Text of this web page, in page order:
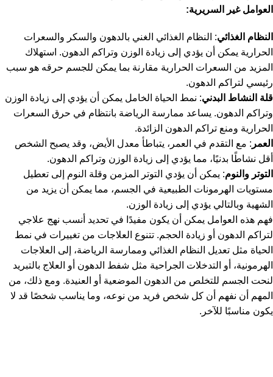
العوامل غير السريرية:
النظام الغذائي: النظام الغذائي الغني بالدهون والسكر والسعرات
الحرارية يمكن أن يؤدي إلى زيادة الوزن وتراكم الدهون. استهلاك
المزيد من السعرات الحرارية مقارنة بما يمكن للجسم حرقه هو سبب
رئيسي لتراكم الدهون.
قلة النشاط البدني: نمط الحياة الخامل يمكن أن يؤدي إلى زيادة الوزن
وتراكم الدهون. يساعد ممارسة الرياضة بانتظام في حرق السعرات
الحرارية ومنع تراكم الدهون الزائدة.
العمر : مع التقدم في العمر، يتباطأ معدل الأيض، وقد يصبح الشخص
أقل نشاطًا بدنيًا، مما يؤدي إلى زيادة الوزن وتراكم الدهون.
التوتر والنوم: يمكن أن يؤدي التوتر المزمن وقلة النوم إلى تعطيل
مستويات الهرمونات الطبيعية في الجسم، مما يمكن أن يزيد من
الشهية وبالتالي يؤدي إلى زيادة الوزن.
فهم هذه العوامل يمكن أن يكون مفيدًا في تحديد أنسب نهج علاجي
لتراكم الدهون أو زيادة الحجم. تتنوع العلاجات من تغييرات في نمط
الحياة مثل تعديل النظام الغذائي وممارسة الرياضة، إلى العلاجات
الهرمونية، أو التدخلات الجراحية مثل شفط الدهون أو العلاج بالتبريد
لنحت الجسم للتخلص من الدهون الموضعية أو العنيدة. ومع ذلك، من
المهم أن نفهم أن كل شخص فريد من نوعه، وما يناسب شخصًا قد لا
يكون مناسبًا للآخر.